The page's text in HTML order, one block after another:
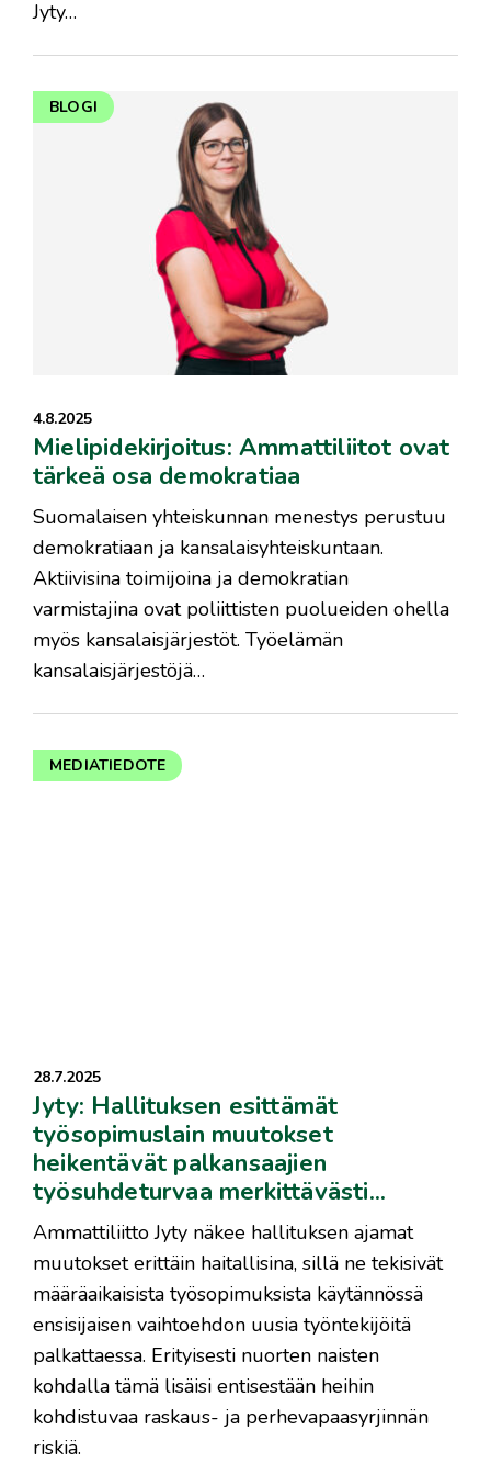
Jyty…
BLOGI
4.8.2025
Mielipidekirjoitus: Ammattiliitot ovat
tärkeä osa demokratiaa
Suomalaisen yhteiskunnan menestys perustuu
demokratiaan ja kansalaisyhteiskuntaan.
Aktiivisina toimijoina ja demokratian
varmistajina ovat poliittisten puolueiden ohella
myös kansalaisjärjestöt. Työelämän
kansalaisjärjestöjä…
MEDIATIEDOTE
28.7.2025
Jyty: Hallituksen esittämät
työsopimuslain muutokset
heikentävät palkansaajien
työsuhdeturvaa merkittävästi...
Ammattiliitto Jyty näkee hallituksen ajamat
muutokset erittäin haitallisina, sillä ne tekisivät
määräaikaisista työsopimuksista käytännössä
ensisijaisen vaihtoehdon uusia työntekijöitä
palkattaessa. Erityisesti nuorten naisten
kohdalla tämä lisäisi entisestään heihin
kohdistuvaa raskaus- ja perhevapaasyrjinnän
riskiä.